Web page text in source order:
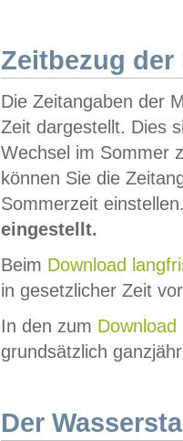
Zeitbezug der
Die Zeitangaben der
Zeit dargestellt. Dies
Wechsel im Sommer
können Sie die
Sommerzeit
eingestellt.
Beim Download
in gesetzlicher Zeit
In den zum Download
grundsätzlich
Der